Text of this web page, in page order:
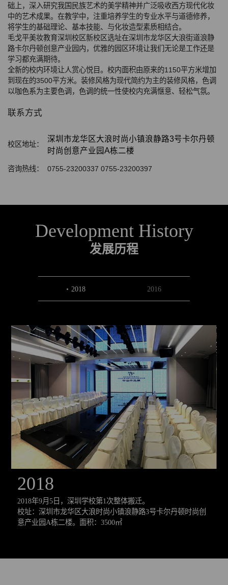
础上，深入研究我国民族艺术的美学精神并广泛吸收西方现代化妆
中的艺术成果。在教学中，注重培养学生的专业水平与道德修养，
将学生的基础理论、基本技能、与化妆造型素质相结合。
毛戈平美妆教育深圳校区新校区选址在深圳市龙华区大浪街道浪静
路卡尔丹顿创意产业园内，优雅的园区环境让我们无论是工作还是
学习都充满期待。
全新的校内环境让人赏心悦目。校内面积由原来的1150平方米增加
到现在的3500平方米。装修风格为现代简约为主的装修风格，色调
以咖色系为主要色调，色调的统一性使校内充满惬意、轻松气氛。
联系方式
校区地址：
深圳市龙华区大浪时尚小镇浪静路3号卡尔丹顿
时尚创意产业园A栋二楼
咨询热线： 0755-23200337 0755-23200397
Development History
发展历程
2018 2016
2018
2018年9月5日，深圳学校第1次整体搬迁。
校址：深圳市龙华区大浪时尚小镇浪静路3号卡尔丹顿时尚创
意产业园A栋二楼。面积：3500㎡